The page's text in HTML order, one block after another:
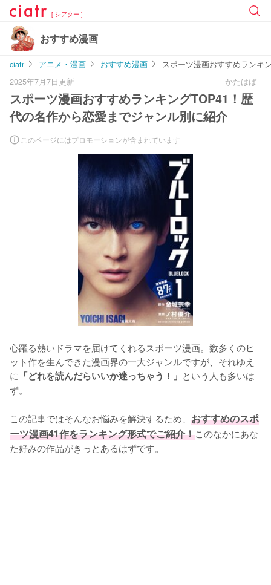
[ シアター ]
おすすめ漫画
ciatr アニメ・漫画 おすすめ漫画
スポーツ漫画おすすめランキ
2025年7月7日更新
かたはば
スポーツ漫画おすすめランキングTOP41！歴
代の名作から恋愛までジャンル別に紹介
このページにはプロモーションが含まれています
心躍る熱いドラマを届けてくれるスポーツ漫画。数多くのヒ
ット作を生んできた漫画界の一大ジャンルですが、それゆえ
に 「どれを読んだらいいか迷っちゃう！」 という人も多いは
ず。
この記事ではそんなお悩みを解決するため、 おすすめのスポ
ーツ漫画41作をランキング形式でご紹介！このなかにあな
た好みの作品がきっとあるはずです。